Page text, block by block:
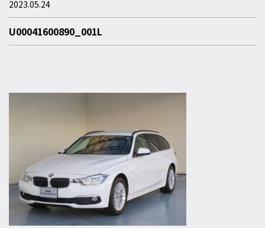
2023.05.24
U00041600890_001L